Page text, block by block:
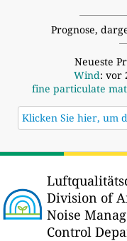
Prognose,
Neueste
Wind: vor
fine particulate
Klicken Sie hier, um
Division of
Noise
Control